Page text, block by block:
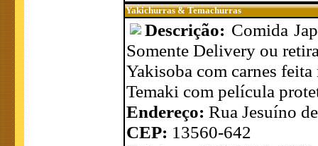
Yakichurras & Temachurras
Descrição: Comida
Somente Delivery ou
Yakisoba com carnes
Temaki com película
Endereço: Rua Jesuíno
CEP: 13560-642